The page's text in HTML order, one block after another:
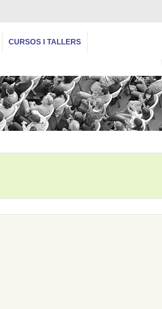
CURSOS I TALLERS